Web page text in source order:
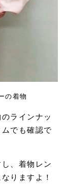
の着物
ラインナッ
でも確認で
、着物レン
りますよ！